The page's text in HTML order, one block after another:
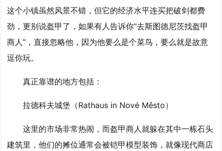
这个小镇虽然风景不错，但它的经济水平连买把破剑都费
劲，更别说盔甲了，如果有人告诉你“去斯图德尼茨找盔甲
商人”，直接忽略他，因为他要么是个菜鸟，要么就是故意
逗你玩。
真正靠谱的地方包括：
拉德科夫城堡（Rathaus in Nové Město）
这里的市场非常热闹，而盔甲商人就躲在其中一栋石头
建筑里，他们的摊位通常会被铠甲模型装饰，就像现代商店